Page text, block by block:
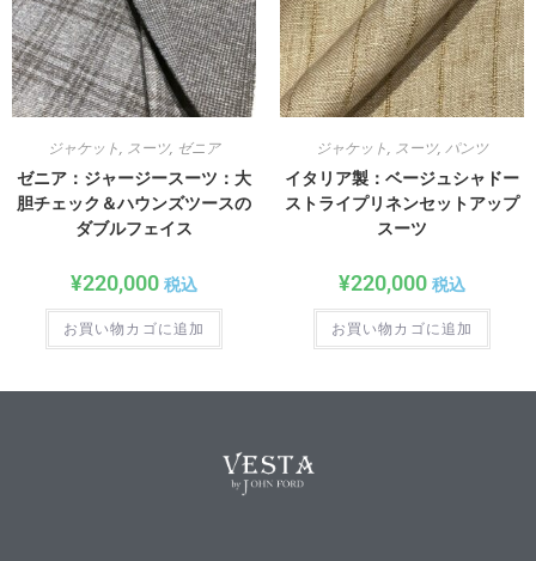
ジャケット, スーツ, ゼニア
ゼニア：ジャージースーツ：大
胆チェック＆ハウンズツースの
ダブルフェイス
¥220,000 税込
お買い物カゴに追加
ジャケット, スーツ, パンツ
イタリア製：ベージュシャドー
ストライプリネンセットアップ
スーツ
¥220,000 税込
お買い物カゴに追加